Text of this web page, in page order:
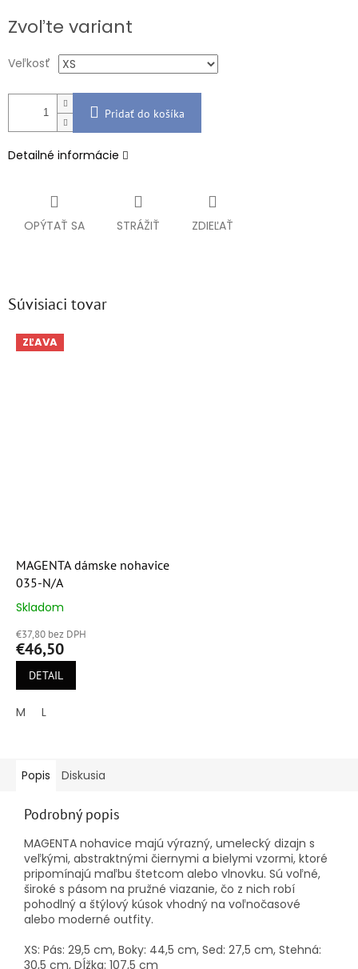
cena:
Zvoľte variant
Veľkosť
Pridať do košíka
Detailné informácie
OPÝTAŤ SA STRÁŽIŤ ZDIEĽAŤ
Súvisiaci tovar
ZĽAVA
MAGENTA dámske nohavice
035-N/A
Priemerné
produktu
je
4,8
hviezdičiek.
Skladom
€37,80 bez DPH
€46,50
DETAIL
M L
Popis Diskusia
Podrobný popis
MAGENTA nohavice majú výrazný, umelecký dizajn s
veľkými, abstraktnými čiernymi a bielymi vzormi, ktoré
pripomínajú maľbu štetcom alebo vlnovku. Sú voľné,
široké s pásom na pružné viazanie, čo z nich robí
pohodlný a štýlový kúsok vhodný na voľnočasové
alebo moderné outfity.
XS: Pás: 29,5 cm, Boky: 44,5 cm, Sed: 27,5 cm, Stehná:
30,5 cm, Dĺžka: 107,5 cm